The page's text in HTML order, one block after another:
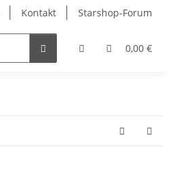
Kontakt Starshop-Forum
0,00 €